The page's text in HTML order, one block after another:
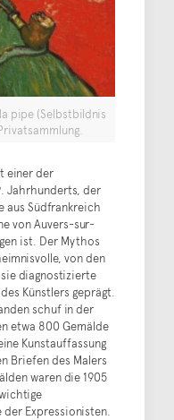
pipe (Selbstbildnis
einer der
Jahrhunderts, der
aus Südfrankreich
von Auvers-sur-
ist. Der Mythos
von den
diagnostizierte
Künstlers geprägt.
schuf in der
etwa 800 Gemälde
Kunstauffassung
Briefen des Malers
waren die 1905
der Expressionisten.